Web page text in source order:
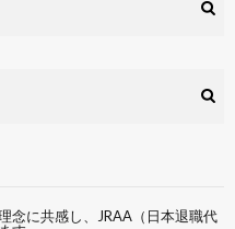
念に共感し、 JRAA（日本退職代